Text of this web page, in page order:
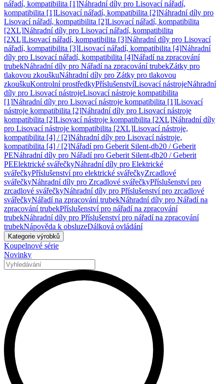
nářadí, kompatibilita [1]Náhradní díly pro Lisovací nářadí,
kompatibilita [1]Lisovací nářadí, kompatibilita [2]Náhradní díly pro
Lisovací nářadí, kompatibilita [2]Lisovací nářadí, kompatibilita
[2XL]Náhradní díly pro Lisovací nářadí, kompatibilita
[2XL]Lisovací nářadí, kompatibilita [3]Náhradní díly pro Lisovací
nářadí, kompatibilita [3]Lisovací nářadí, kompatibilita [4]Náhradní
díly pro Lisovací nářadí, kompatibilita [4]Nářadí na zpracování
trubekNáhradní díly pro Nářadí na zpracování trubekZátky pro
tlakovou zkouškuNáhradní díly pro Zátky pro tlakovou
zkouškuKontrolní prostředkyPříslušenstvíLisovací nástrojeNáhradní
díly pro Lisovací nástrojeLisovací nástroje kompatibilita
[1]Náhradní díly pro Lisovací nástroje kompatibilita [1]Lisovací
nástroje kompatibilita [2]Náhradní díly pro Lisovací nástroje
kompatibilita [2]Lisovací nástroje kompatibilita [2XL]Náhradní díly
pro Lisovací nástroje kompatibilita [2XL]Lisovací nástroje,
kompatibilita [4] / [2]Náhradní díly pro Lisovací nástroje,
kompatibilita [4] / [2]Nářadí pro Geberit Silent-db20 / Geberit
PENáhradní díly pro Nářadí pro Geberit Silent-db20 / Geberit
PEElektrické svářečkyNáhradní díly pro Elektrické
svářečkyPříslušenství pro elektrické svářečkyZrcadlové
svářečkyNáhradní díly pro Zrcadlové svářečkyPříslušenství pro
zrcadlové svářečkyNáhradní díly pro Příslušenství pro zrcadlové
svářečkyNářadí na zpracování trubekNáhradní díly pro Nářadí na
zpracování trubekPříslušenství pro nářadí na zpracování
trubekNáhradní díly pro Příslušenství pro nářadí na zpracování
trubekNápověda k obsluzeDálková ovládání
Kategorie výrobků
Koupelnové série
Novinky